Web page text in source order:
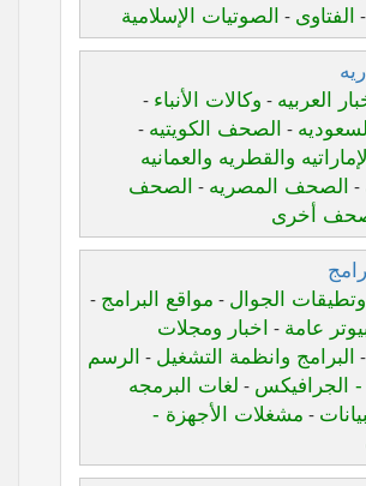
- الفتاوى - الصوتيات الإسلامية
العربيه - وكالات الأنباء -
- الصحف الكويتيه -
والقطريه والعمانيه
- الصحف المصريه - الصحف
أخرى
وتطيقات الجوال - مواقع البرامج -
عامة - اخبار ومجلات
- البرامج وانظمة التشغيل - الرسم
- الجرافيكس - لغات البرمجه
- مشغلات الأجهزة -